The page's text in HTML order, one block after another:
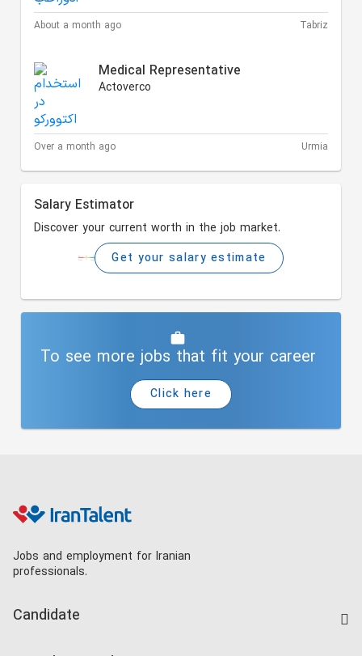
About a month ago Tabriz
Medical Representative
Actoverco
Over a month ago Urmia
Salary Estimator
Discover your current worth in the job market.
Get your salary estimate
To see more jobs that fit your career
Click here
Jobs and employment for Iranian
professionals.
Candidate